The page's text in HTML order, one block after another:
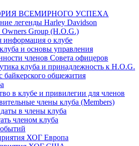
ВСЕМИРНОГО УСПЕХА
легенды Harley Davidson
Owners Group (H.O.G.)
информация о клубе
и основы управления
членов Совета офицеров
клуба и принадлежность к H.O.G.
байкерского общежития
в клубе и привилегии для членов
члены клуба (Members)
в члены клуба
членом клуба
ХОГ Европа